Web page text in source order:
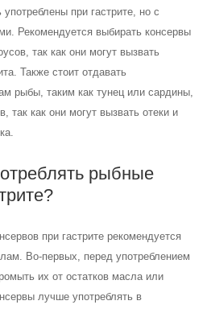
при гастрите, но с
Рекомендуется выбирать консервы
так как они могут вызвать
Также стоит отдавать
рыбы, таким как тунец или сардины,
так как они могут вызвать отеки и
рыбные
при гастрите рекомендуется
Во-первых, перед употреблением
их от остатков масла или
лучше употреблять в